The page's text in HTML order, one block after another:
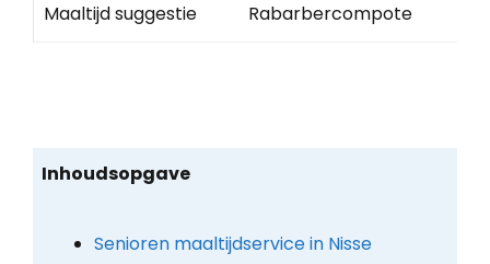
Maaltijd suggestie Rabarbercompote
Inhoudsopgave
Senioren maaltijdservice in Nisse